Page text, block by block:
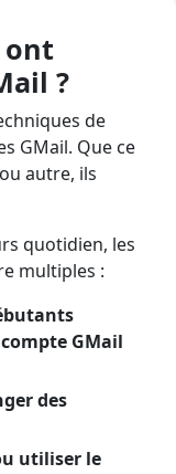
ont
?
de
GMail. Que ce
autre, ils
quotidien, les
multiples :
GMail
des
utiliser le